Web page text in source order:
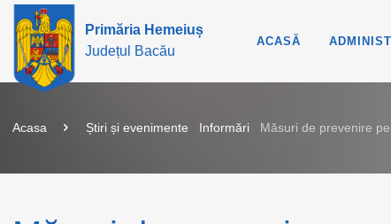
Primăria Hemeiuș
Județul Bacău
ACASĂ
Acasa Știri și evenimente Informări Măsuri de prevenire